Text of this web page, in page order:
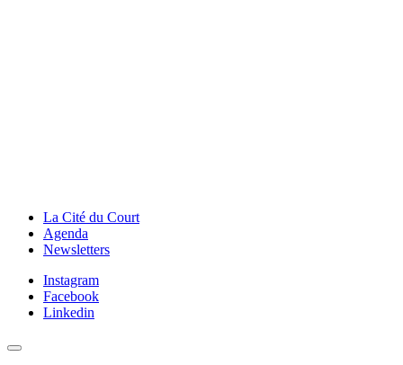
La Cité du Court
Agenda
Newsletters
Instagram
Facebook
Linkedin